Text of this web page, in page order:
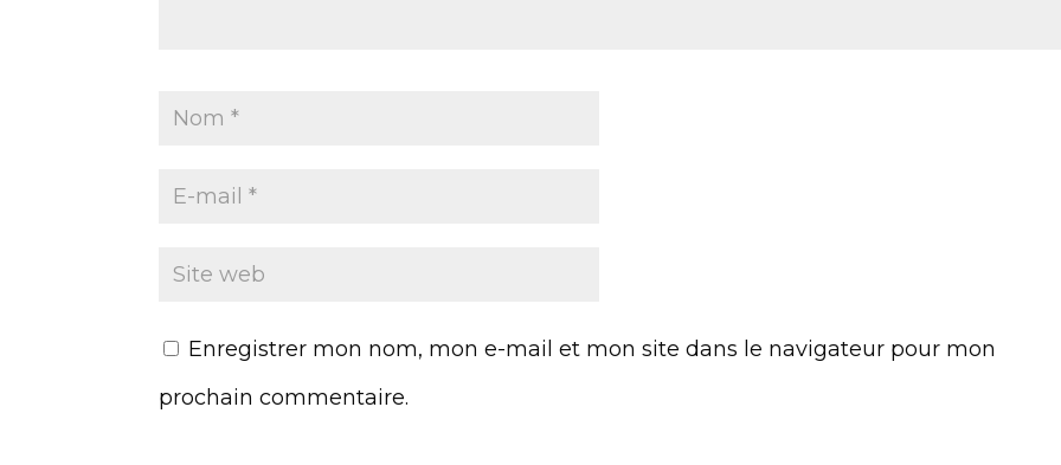
Enregistrer mon nom, mon e-mail et mon site dans le navigateur pour mon
prochain commentaire.